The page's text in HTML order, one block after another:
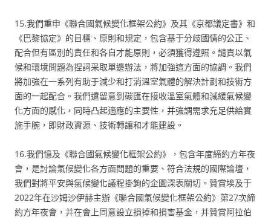
15.我們重申《聯合國氣候變化框架公約》及其《京都議定書》和
《巴黎協定》的目標、原則和規定，包含基于分歧國情的公正、
配合但有區別的責任和各自才能原則，必須獲得遵照。譴責以氣
候和環境問題為捏詞采取單邊辦法，將加強這方面的協調。我們
將加強在一系列有助于減少和打消溫室氣體的解決計劃和技術方
面的一起配合。我們還留意到碳匯在接收溫室氣體和減緩氣候變
化方面的感化，同時凸起適應的主要性，并強調需求充足供給實
施手腕，即財政資源、技術轉讓和才能建設。
16.我們憶及《聯合國氣候變化框架公約》，包含年度締約方年夜
會，是討論氣候變化各方面問題的重要、符合法規的國際論壇，
我們對將平安與氣候變化議程掛鉤的企圖深表關切。贊賞埃及于
2022年在沙姆沙伊赫主辦《聯合國氣候變化框架公約》第27次締
約方年夜會，并在會上同意設立損掉和損害基金，并贊賞阿拉伯